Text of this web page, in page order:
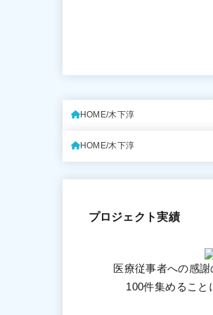
HOME 木下淳
HOME 木下淳
プロジェクト実績
医療従事者への感
100件集めること